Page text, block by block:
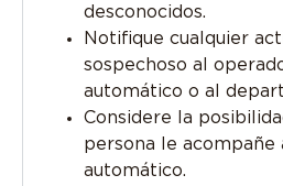
desconocidos.
Notifique cualquier
sospechoso al
automático o al
Considere la
persona le acompañe
automático.